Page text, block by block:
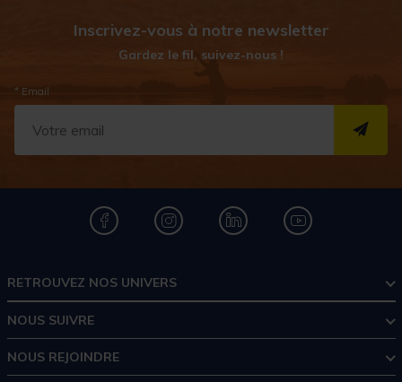
Inscrivez-vous à notre newsletter
Gardez le fil, suivez-nous !
* Email
RETROUVEZ NOS UNIVERS
NOUS SUIVRE
NOUS REJOINDRE